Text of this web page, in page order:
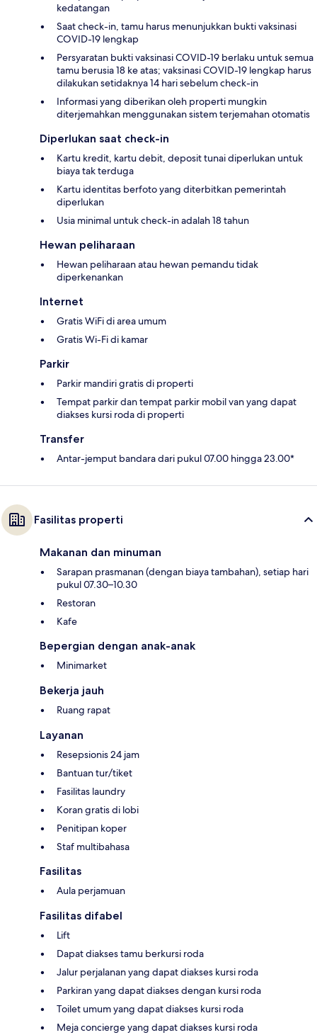
kedatangan
Saat check-in, tamu harus menunjukkan bukti vaksinasi
COVID-19 lengkap
Persyaratan bukti vaksinasi COVID-19 berlaku untuk semua
tamu berusia 18 ke atas; vaksinasi COVID-19 lengkap harus
dilakukan setidaknya 14 hari sebelum check-in
Informasi yang diberikan oleh properti mungkin
diterjemahkan menggunakan sistem terjemahan otomatis
Diperlukan saat check-in
Kartu kredit, kartu debit, deposit tunai diperlukan untuk
biaya tak terduga
Kartu identitas berfoto yang diterbitkan pemerintah
diperlukan
Usia minimal untuk check-in adalah 18 tahun
Hewan peliharaan
Hewan peliharaan atau hewan pemandu tidak
diperkenankan
Internet
Gratis WiFi di area umum
Gratis Wi-Fi di kamar
Parkir
Parkir mandiri gratis di properti
Tempat parkir dan tempat parkir mobil van yang dapat
diakses kursi roda di properti
Transfer
Antar-jemput bandara dari pukul 07.00 hingga 23.00*
Fasilitas properti
Makanan dan minuman
Sarapan prasmanan (dengan biaya tambahan), setiap hari
pukul 07.30–10.30
Restoran
Kafe
Bepergian dengan anak-anak
Minimarket
Bekerja jauh
Ruang rapat
Layanan
Resepsionis 24 jam
Bantuan tur/tiket
Fasilitas laundry
Koran gratis di lobi
Penitipan koper
Staf multibahasa
Fasilitas
Aula perjamuan
Fasilitas difabel
Lift
Dapat diakses tamu berkursi roda
Jalur perjalanan yang dapat diakses kursi roda
Parkiran yang dapat diakses dengan kursi roda
Toilet umum yang dapat diakses kursi roda
Meja concierge yang dapat diakses kursi roda